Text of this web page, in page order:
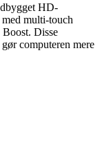
HD-
multi-touch
Disse
computeren mere